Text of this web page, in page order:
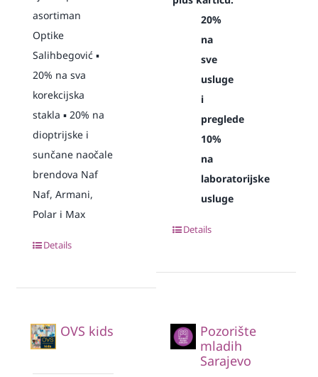
asortiman
Optike
Salihbegović ▪️
20% na sva
korekcijska
stakla ▪️ 20% na
dioptrijske i
sunčane naočale
brendova Naf
Naf, Armani,
Polar i Max
Details
20%
na
sve
usluge
i
preglede
10%
na
laboratorijske
usluge
Details
OVS kids
Pozorište
mladih
Sarajevo